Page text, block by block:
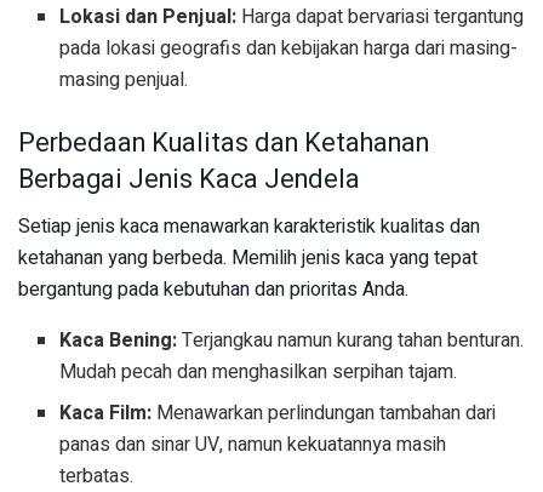
Lokasi dan Penjual: Harga dapat bervariasi tergantung
pada lokasi geografis dan kebijakan harga dari masing-
masing penjual.
Perbedaan Kualitas dan Ketahanan
Berbagai Jenis Kaca Jendela
Setiap jenis kaca menawarkan karakteristik kualitas dan
ketahanan yang berbeda. Memilih jenis kaca yang tepat
bergantung pada kebutuhan dan prioritas Anda.
Kaca Bening:Terjangkau namun kurang tahan benturan.
Mudah pecah dan menghasilkan serpihan tajam.
Kaca Film: Menawarkan perlindungan tambahan dari
panas dan sinar UV, namun kekuatannya masih
terbatas.